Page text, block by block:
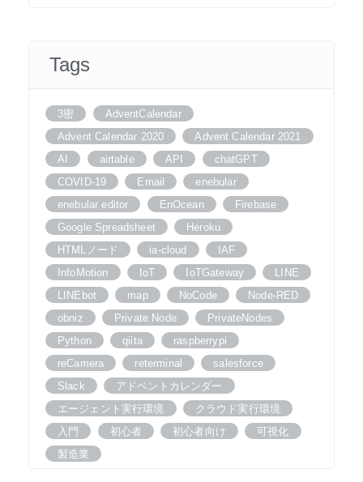
Tags
3密
AdventCalendar
Advent Calendar 2020
Advent Calendar 2021
AI
airtable API
chatGPT
COVID-19
Email
enebular
enebular editor
EnOcean
Firebase
Google Spreadsheet
Heroku
HTMLノード
ia-cloud
IAF
InfoMotion
IoT IoTGateway
LINE
LINEbot
map NoCode
Node-RED
obniz
Private Node
PrivateNodes
Python
qiita
raspberrypi
reCamera
reterminal
salesforce
Slack
アドベントカレンダー
エージェント実行環境
クラウド実行環境
入門
初心者 初心者向け
可視化
製造業